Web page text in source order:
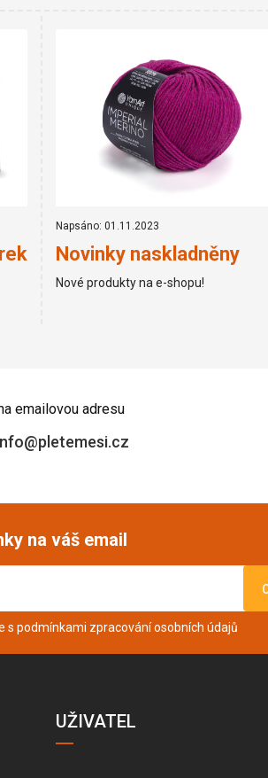
Napsáno: 01.11.2023
Novinky naskladněny
Nové produkty na e-shopu!
emailovou adresu
na váš email
s podmínkami zpracování osobních údajů
UŽIVATEL